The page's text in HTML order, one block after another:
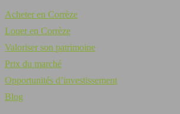
Acheter en Corrèze
Louer en Corrèze
Valoriser son patrimoine
Prix du marché
Opportunités d’investissement
Blog